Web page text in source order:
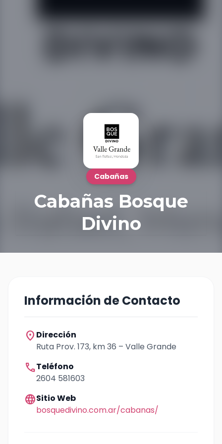
Cabañas
Cabañas Bosque
Divino
Información de Contacto
location_on Dirección
Ruta Prov. 173, km 36 – Valle Grande
callTeléfono
2604 581603
languageSitio Web
bosquedivino.com.ar/cabanas/